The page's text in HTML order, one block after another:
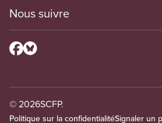
Nous suivre
© 2026SCFP.
Politique sur la confidentialitéSignaler un